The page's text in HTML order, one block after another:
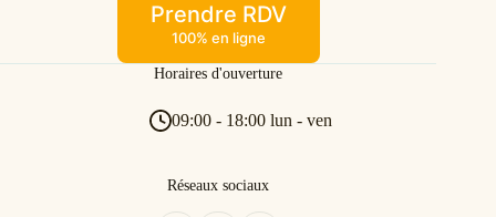
Prendre RDV
100% en ligne
Horaires d'ouverture
09:00 - 18:00 lun - ven
Réseaux sociaux